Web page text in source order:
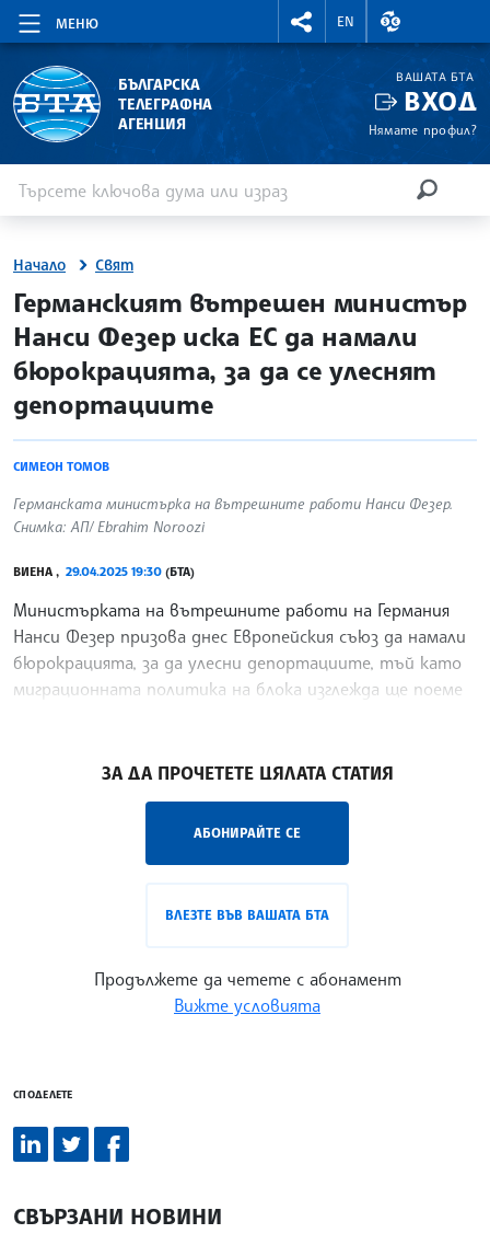
МЕНЮ
RIGHTMENU.SOCIAL
EN
ВАЛУТНИ
БЪЛГАРСКА
ТЕЛЕГРАФНА
АГЕНЦИЯ
ВАШАТА БТА
ВХОД
Нямате профил?
Начало Свят
site.bta
Германският вътрешен министър
Нанси Фезер иска ЕС да намали
бюрокрацията, за да се улеснят
депортациите
СИМЕОН ТОМОВ
Германската министърка на вътрешните работи Нанси Фезер.
Снимка: АП/ Ebrahim Noroozi
ВИЕНА , 29.04.2025 19:30 (БТА)
Министърката на вътрешните работи на Германия
Нанси Фезер призова днес Европейския съюз да намали
бюрокрацията, за да улесни депортациите, тъй като
миграционната политика на блока изглежда ще поеме
ЗА ДА ПРОЧЕТЕТЕ ЦЯЛАТА СТАТИЯ
АБОНИРАЙТЕ СЕ
ВЛЕЗТЕ ВЪВ ВАШАТА БТА
Продължете да четете с абонамент
Вижте условията
СПОДЕЛЕТЕ
СВЪРЗАНИ НОВИНИ